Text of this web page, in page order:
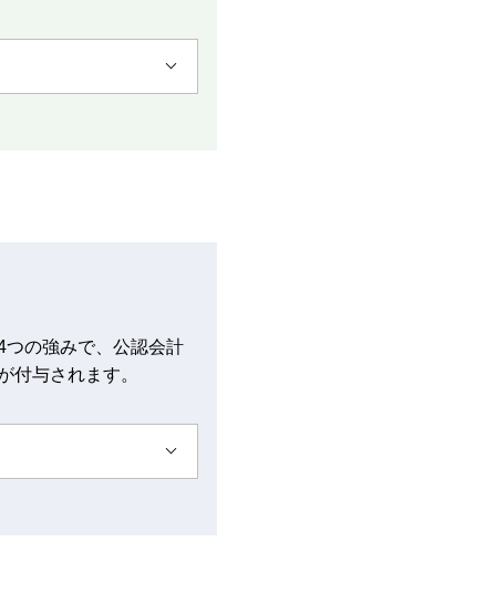
の強みで、公認会計
付与されます。